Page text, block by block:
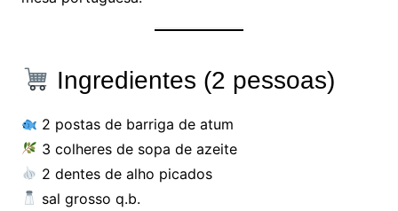
Ingredientes (2 pessoas)
2 postas de barriga de atum
3 colheres de sopa de azeite
2 dentes de alho picados
sal grosso q.b.